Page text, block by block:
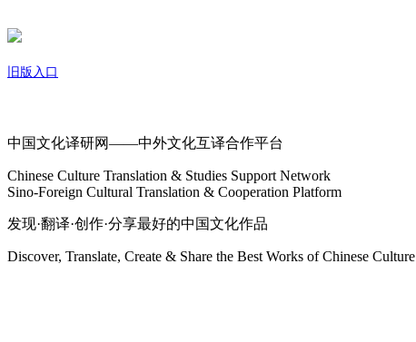
旧版入口
中国文化译研网——中外文化互译合作平台
Chinese Culture Translation & Studies Support Network
Sino-Foreign Cultural Translation & Cooperation Platform
发现·翻译·创作·分享最好的中国文化作品
Discover, Translate, Create & Share the Best Works of Chinese Culture